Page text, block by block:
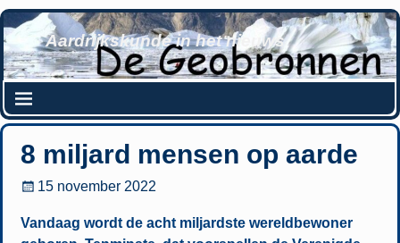
Aardrijkskunde in het nieuws
8 miljard mensen op aarde
15 november 2022
Vandaag wordt de acht miljardste wereldbewoner